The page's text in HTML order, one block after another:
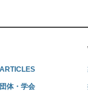
ARTICLES
団体・学会